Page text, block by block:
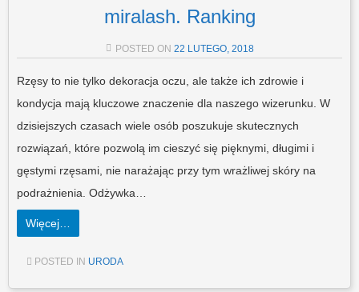
miralash. Ranking
POSTED ON 22 LUTEGO, 2018
Rzęsy to nie tylko dekoracja oczu, ale także ich zdrowie i
kondycja mają kluczowe znaczenie dla naszego wizerunku. W
dzisiejszych czasach wiele osób poszukuje skutecznych
rozwiązań, które pozwolą im cieszyć się pięknymi, długimi i
gęstymi rzęsami, nie narażając przy tym wrażliwej skóry na
podrażnienia. Odżywka…
Więcej…
POSTED IN URODA